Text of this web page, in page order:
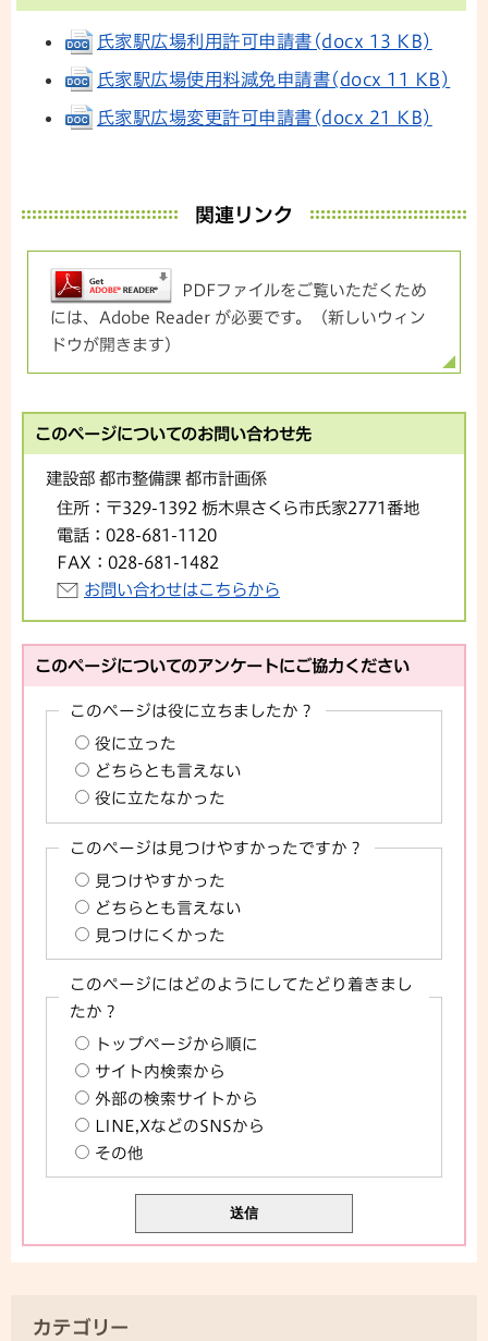
氏家駅広場利用許可申請書(docx 13 KB)
氏家駅広場使用料減免申請書(docx 11 KB)
氏家駅広場変更許可申請書(docx 21 KB)
関連リンク
PDFファイルをご覧いただくため
には、Adobe Reader が必要です。（新しいウィン
ドウが開きます）
このページについてのお問い合わせ先
建設部 都市整備課 都市計画係
住所： 〒329-1392 栃木県さくら市氏家2771番地
電話： 028-681-1120
FAX： 028-681-1482
お問い合わせはこちらから
このページについてのアンケートにご協力ください
このページは役に立ちましたか？
役に立った
どちらとも言えない
役に立たなかった
このページは見つけやすかったですか？
見つけやすかった
どちらとも言えない
見つけにくかった
このページにはどのようにしてたどり着きまし
たか？
トップページから順に
サイト内検索から
外部の検索サイトから
LINE,XなどのSNSから
その他
カテゴリー